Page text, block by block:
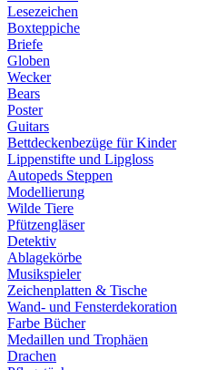
Lesezeichen
Boxteppiche
Briefe
Globen
Wecker
Bears
Poster
Guitars
Bettdeckenbezüge für Kinder
Lippenstifte und Lipgloss
Autopeds Steppen
Modellierung
Wilde Tiere
Pfützengläser
Detektiv
Ablagekörbe
Musikspieler
Zeichenplatten & Tische
Wand- und Fensterdekoration
Farbe Bücher
Medaillen und Trophäen
Drachen